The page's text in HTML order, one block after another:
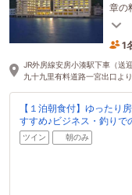
章の
材に
1
4
JR外房線安房小湊駅下車（
九十九里有料道路一宮出口よ
【１泊朝食付】ゆったり
すすめ♪ビジネス・釣りで
ツイン 朝のみ